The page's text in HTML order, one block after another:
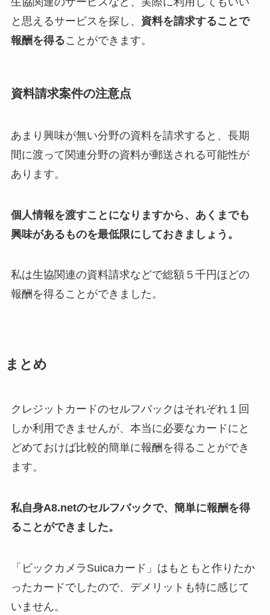
と思えるサービスを探し、 資料を請求することで
報酬を得ることができます。
資料請求案件の注意点
あまり興味が無い分野の資料を請求すると、長期
間に渡って関連分野の資料が郵送される可能性が
あります。
個人情報を渡すことになりますから、あくまでも
興味があるものを最低限にしておきましょう。
私は生協関連の資料請求などで総額５千円ほどの
報酬を得ることができました。
まとめ
クレジットカードのセルフバックはそれぞれ１回
しか利用できませんが、本当に必要なカードにと
どめておけば比較的簡単に報酬を得ることができ
ます。
私自身A8.netのセルフバックで、簡単に報酬を得
ることができました。
「ビックカメラSuicaカード」はもともと作りたか
ったカードでしたので、デメリットも特に感じて
いません。